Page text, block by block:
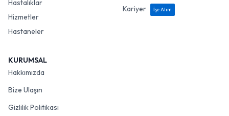
Hastalıklar
Hizmetler
Hastaneler
Kariyer
İşe Alım
KURUMSAL
Hakkımızda
Bize Ulaşın
Gizlilik Politikası